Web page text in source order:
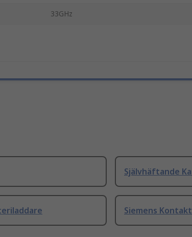
33GHz
Självhäftande
Siemens